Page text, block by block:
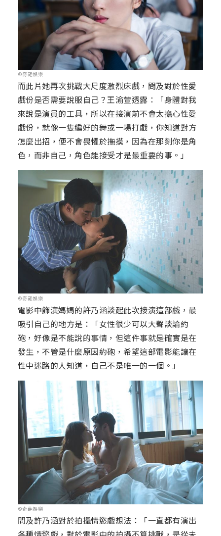
©奇葩娛樂
而此片她再次挑戰大尺度激烈床戲，問及對於性愛
戲份是否需要說服自己？王渝萱透露：「身體對我
來說是演員的工具，所以在接演前不會太擔心性愛
戲份，就像一隻編好的舞或一場打戲，你知道對方
怎麼出招，便不會畏懼於撫摸，因為在那刻你是角
色，而非自己，角色能接受才是最重要的事。」
©奇葩娛樂
電影中飾演媽媽的許乃涵談起此次接演這部戲，最
吸引自己的地方是：「女性很少可以大聲談論約
砲，好像是不能說的事情，但這件事就是確實是在
發生，不管是什麼原因約砲，希望這部電影能讓在
性中迷路的人知道，自己不是唯一的一個。」
©奇葩娛樂
問及許乃涵對於拍攝情慾戲想法：「一直都有演出